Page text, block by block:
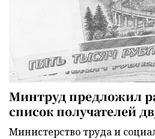
Минтруд предложил
список получателей
Министерство труда и